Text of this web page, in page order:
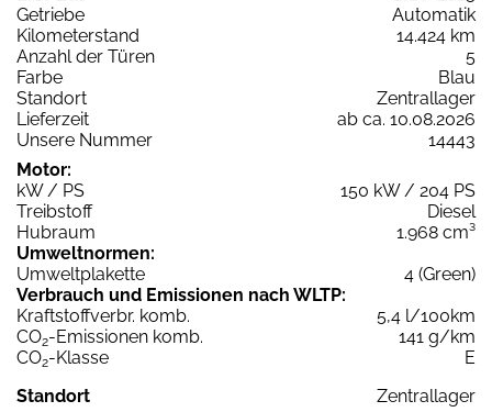
Getriebe
Automatik
Kilometerstand
14.424 km
Anzahl der Türen
5
Farbe
Blau
Standort
Zentrallager
Lieferzeit
ab ca. 10.08.2026
Unsere Nummer
14443
Motor:
kW / PS
150 kW / 204 PS
Treibstoff
Diesel
Hubraum
1.968 cm³
Umweltnormen:
Umweltplakette
4 (Green)
Verbrauch und Emissionen nach WLTP:
Kraftstoffverbr. komb.
5,4 l/100km
CO2-Emissionen komb.
141 g/km
CO2-Klasse
E
Standort
Zentrallager